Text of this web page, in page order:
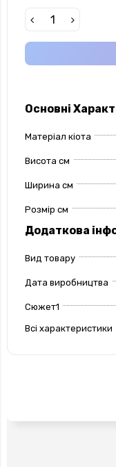
Основні
Матеріал кіота
Висота см
Ширина см
Розмір см
Додаткова
Вид товару
Дата виробництва
Сюжет1
Всі характеристики